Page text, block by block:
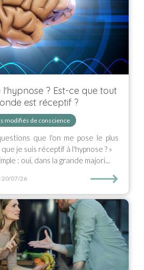
l'hypnose ? Est-ce que tout
est réceptif ?
modifiés de conscience
que l'on me pose le plus
je suis réceptif à l'hypnose ? »
: oui, dans la grande majori...
20/07/26 ⟶